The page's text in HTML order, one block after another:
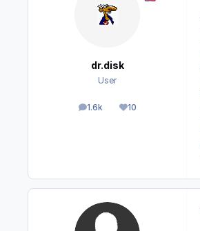
dr.disk
User
1.6k
Beiträge 10
Reputation